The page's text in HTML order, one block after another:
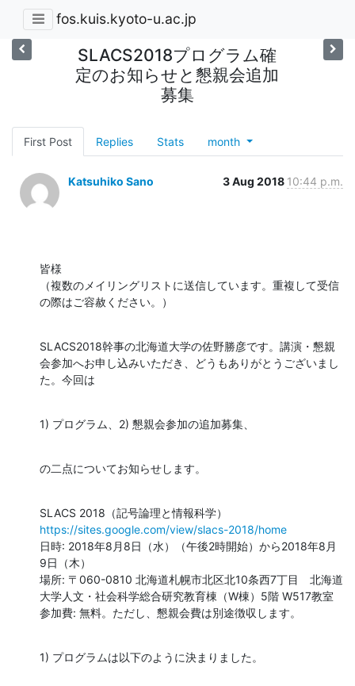
fos.kuis.kyoto-u.ac.jp
SLACS2018プログラム確
定のお知らせと懇親会追加
募集
First Post Replies Stats month
Katsuhiko Sano 3 Aug 2018 10:44 p.m.
皆様
（複数のメイリングリストに送信しています。重複して受信
の際はご容赦ください。）
SLACS2018幹事の北海道大学の佐野勝彦です。講演・懇親
会参加へお申し込みいただき、どうもありがとうございまし
た。今回は
1) プログラム、2) 懇親会参加の追加募集、
の二点についてお知らせします。
https://sites.google.com/view/slacs-2018/home
日時: 2018年8月8日（水）（午後2時開始）から2018年8月
9日（木）
場所: 〒060-0810 北海道札幌市北区北10条西7丁目　北海道
大学人文・社会科学総合研究教育棟（W棟）5階 W517教室
参加費: 無料。ただし、懇親会費は別途徴収します。
1) プログラムは以下のように決まりました。